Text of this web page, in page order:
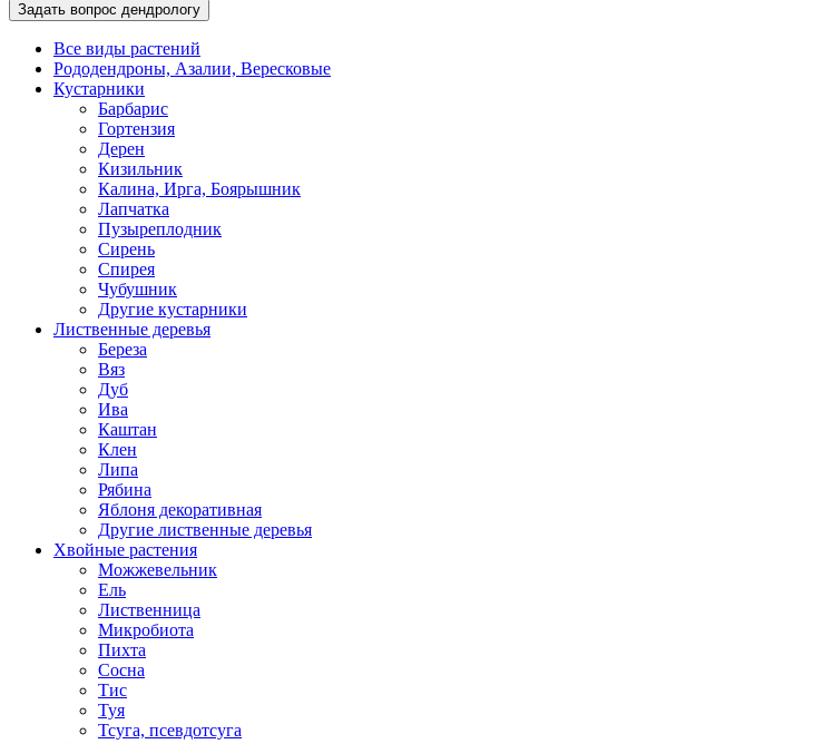
Задать вопрос дендрологу
Все виды растений
Рододендроны, Азалии, Вересковые
Кустарники
Барбарис
Гортензия
Дерен
Кизильник
Калина, Ирга, Боярышник
Лапчатка
Пузыреплодник
Сирень
Спирея
Чубушник
Другие кустарники
Лиственные деревья
Береза
Вяз
Дуб
Ива
Каштан
Клен
Липа
Рябина
Яблоня декоративная
Другие лиственные деревья
Хвойные растения
Можжевельник
Ель
Лиственница
Микробиота
Пихта
Сосна
Тис
Туя
Тсуга, псевдотсуга